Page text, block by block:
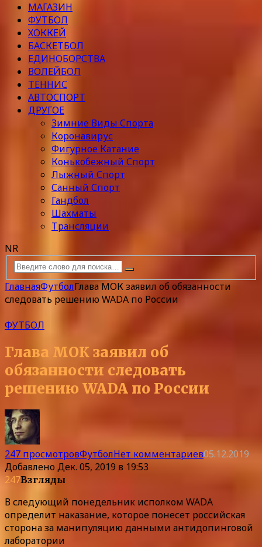
МАГАЗИН
ФУТБОЛ
ХОККЕЙ
БАСКЕТБОЛ
ЕДИНОБОРСТВА
ВОЛЕЙБОЛ
ТЕННИС
АВТОСПОРТ
ДРУГОЕ
Зимние Виды Спорта
Коронавирус
Фигурное Катание
Конькобежный Спорт
Лыжный Спорт
Санный Спорт
Гандбол
Шахматы
Трансляции
NR
ГлавнаяФутболГлава МОК заявил об обязанности
следовать решению WADA по России
ФУТБОЛ
Глава МОК заявил об
обязанности следовать
решению WADA по России
247 просмотровФутболНет комментариев05.12.2019
ДобавленоДек. 05, 2019 в 19:53
247Взгляды
В следующий понедельник исполком WADA
определит наказание, которое понесет российская
сторона за манипуляцию данными антидопинговой
лаборатории